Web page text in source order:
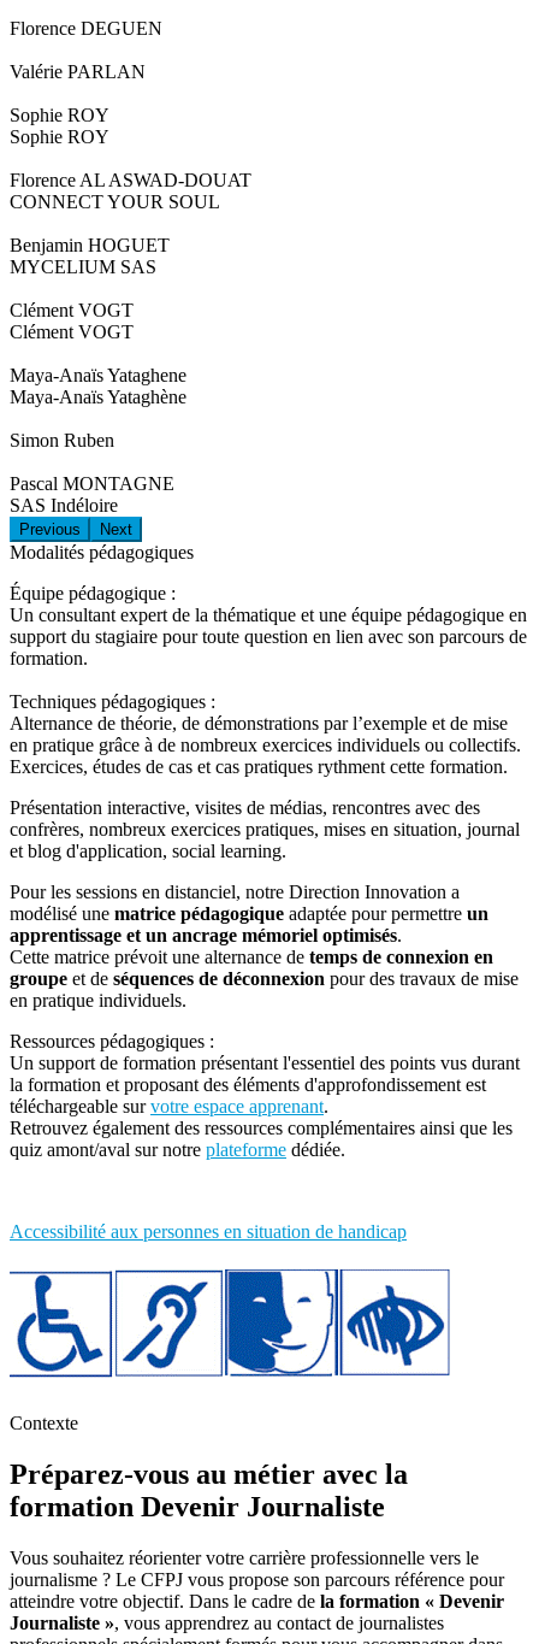
Florence DEGUEN
Valérie PARLAN
Sophie ROY
Sophie ROY
Florence AL ASWAD-DOUAT
CONNECT YOUR SOUL
Benjamin HOGUET
MYCELIUM SAS
Clément VOGT
Clément VOGT
Maya-Anaïs Yataghene
Maya-Anaïs Yataghène
Simon Ruben
Pascal MONTAGNE
SAS Indéloire
Previous Next
Modalités pédagogiques
Équipe pédagogique :
Un consultant expert de la thématique et une équipe pédagogique en
support du stagiaire pour toute question en lien avec son parcours de
formation.
Techniques pédagogiques :
Alternance de théorie, de démonstrations par l’exemple et de mise
en pratique grâce à de nombreux exercices individuels ou collectifs.
Exercices, études de cas et cas pratiques rythment cette formation.
Présentation interactive, visites de médias, rencontres avec des
confrères, nombreux exercices pratiques, mises en situation, journal
et blog d'application, social learning.
Pour les sessions en distanciel, notre Direction Innovation a
modélisé une matrice pédagogique adaptée pour permettre un
apprentissage et un ancrage mémoriel optimisés.
Cette matrice prévoit une alternance de temps de connexion en
groupe et de séquences de déconnexion pour des travaux de mise
en pratique individuels.
Ressources pédagogiques :
Un support de formation présentant l'essentiel des points vus durant
la formation et proposant des éléments d'approfondissement est
téléchargeable survotre espace apprenant.
Retrouvez également des ressources complémentaires ainsi que les
quiz amont/aval sur notre plateforme dédiée.
Accessibilité aux personnes en situation de handicap
Contexte
Préparez-vous au métier avec la
formation Devenir Journaliste
Vous souhaitez réorienter votre carrière professionnelle vers le
journalisme ? Le CFPJ vous propose son parcours référence pour
atteindre votre objectif. Dans le cadre de la formation « Devenir
Journaliste », vous apprendrez au contact de journalistes